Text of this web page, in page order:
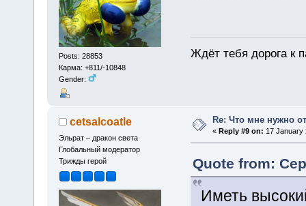
Posts: 28853
Карма: +811/-10848
Gender:
Ждёт тебя дорога к
cetsalcoatle
Эльрат – дракон света
Глобальный модератор
Трижды герой
Re: Что мне нужно
«Reply #9 on: 17 January
Quote from:
Иметь